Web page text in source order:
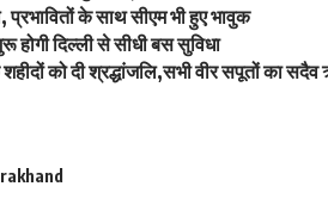
प्रभावितों के साथ सीएम भी हुए भावुक
होगी दिल्ली से सीधी बस सुविधा
को दी श्रद्धांजलि,सभी वीर सपूतों का सदैव